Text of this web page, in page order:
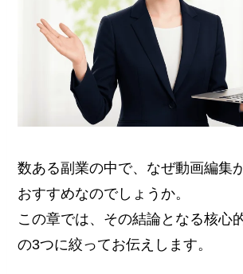
数ある副業の中で、なぜ動画編集
おすすめなのでしょうか。
この章では、その結論となる核心
の3つに絞ってお伝えします。